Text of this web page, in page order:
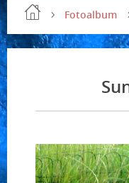
Fotoalbum